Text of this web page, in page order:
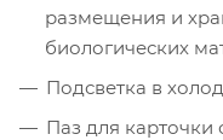
размещения и
биологических
Подсветка в
Паз для